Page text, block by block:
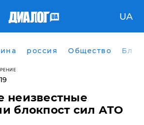
UA
россия Общество
неизвестные
блокпост сил АТО